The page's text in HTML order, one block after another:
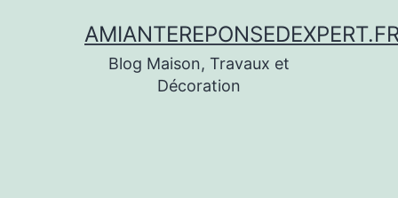
Blog Maison, Travaux et
Décoration